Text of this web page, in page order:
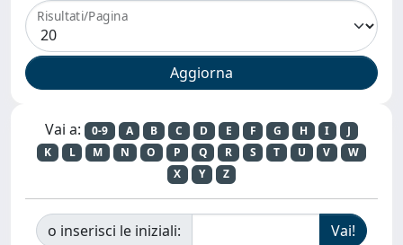
Risultati/Pagina
Vai a: 0-9 A B C D E F G H I
J
K
L M N O P Q R S T U V
W
X
Y Z
o inserisci le iniziali: